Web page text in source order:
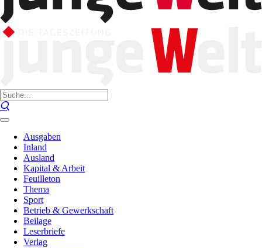
Ausgaben
Inland
Ausland
Kapital & Arbeit
Feuilleton
Thema
Sport
Betrieb & Gewerkschaft
Beilage
Leserbriefe
Verlag